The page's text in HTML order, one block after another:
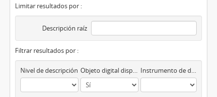
Limitar resultados por :
Descripción raíz
Filtrar resultados por :
Nivel de descripción Objeto digital disponibles Instrumento de descripción